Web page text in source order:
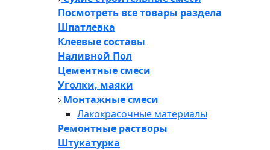
Посмотреть все товары раздела
Шпатлевка
Клеевые составы
Наливной Пол
Цементные смеси
Уголки, маяки
Монтажные смеси
Лакокрасочные материалы
Ремонтные растворы
Штукатурка